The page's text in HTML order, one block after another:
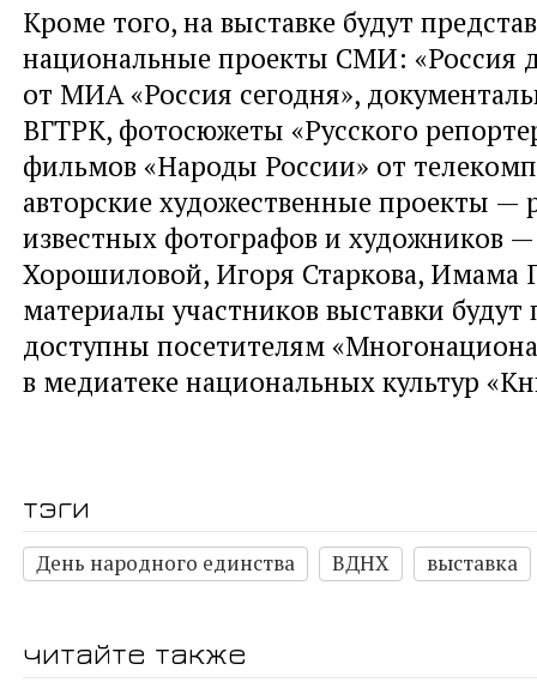
Кроме того, на выставке будут
национальные проекты СМИ: «Россия
от МИА «Россия сегодня»,
ВГТРК, фотосюжеты «Русского
фильмов «Народы России» от
авторские художественные проекты —
известных фотографов и художников
Хорошиловой, Игоря Старкова, Имама
материалы участников выставки будут
доступны посетителям
в медиатеке национальных культур
тэги
День народного единства ВДНХ выставка
читайте также